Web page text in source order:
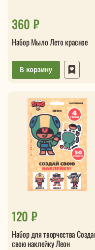
360 ₽
Набор Мыло Лето красное
В корзину
120 ₽
Набор для творчества
свою наклейку Леон